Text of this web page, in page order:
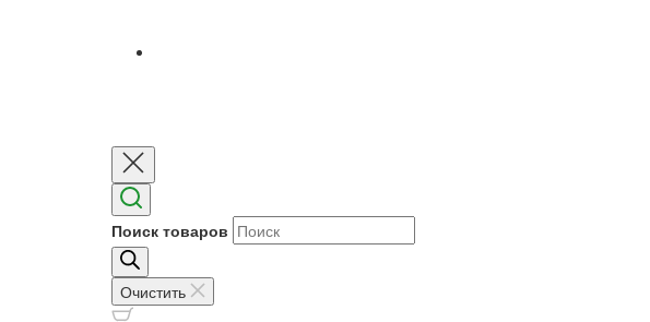
Поиск товаров
Очистить